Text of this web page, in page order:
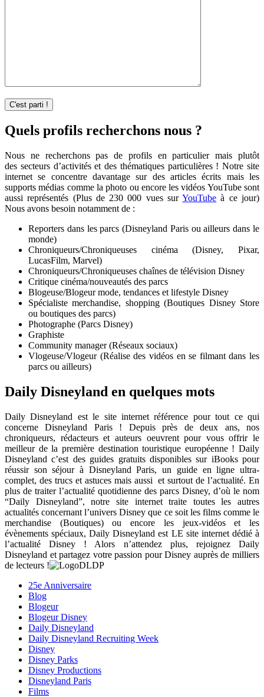
Quels profils recherchons nous ?
Nous ne recherchons pas de profils en particulier mais plutôt
des secteurs d’activités et des thématiques particulières ! Notre site
internet se concentre davantage sur des articles écrits mais les
supports médias comme la photo ou encore les vidéos YouTube sont
aussi représentés (Plus de 230 000 vues surYouTube à ce jour)
Nous avons besoin notamment de :
Reporters dans les parcs (Disneyland Paris ou ailleurs dans le
monde)
Chroniqueurs/Chroniqueuses cinéma (Disney, Pixar,
LucasFilm, Marvel)
Chroniqueurs/Chroniqueuses chaînes de télévision Disney
Critique cinéma/nouveautés des parcs
Blogeuse/Blogeur mode, tendances et lifestyle Disney
Spécialiste merchandise, shopping (Boutiques Disney Store
ou boutiques des parcs)
Photographe (Parcs Disney)
Graphiste
Community manager (Réseaux sociaux)
Vlogeuse/Vlogeur (Réalise des vidéos en se filmant dans les
parcs ou ailleurs)
Daily Disneyland en quelques mots
Daily Disneyland est le site internet référence pour tout ce qui
concerne Disneyland Paris ! Depuis près de deux ans, nos
chroniqueurs, rédacteurs et auteurs oeuvrent pour vous offrir le
meilleur de la première destination touristique européenne ! Daily
Disneyland c’est des guides gratuits disponibles sur iBooks pour
réussir son séjour à Disneyland Paris, un guide en ligne ultra-
complet, des trucs et astuces mais aussi et surtout de l’actualité. En
plus de traiter l’actualité quotidienne des parcs Disney, d’où le nom
“Daily Disneyland”, notre site internet traite toutes les autres
actualités concernant l’univers Disney que ce soit les films comme le
merchandise (Boutiques) ou encore les jeux-vidéos et les
évènements spéciaux, Daily Disneyland est LE site internet dédié à
l’actualité Disney ! Alors n’attendez plus, rejoignez Daily
Disneyland et partagez votre passion pour Disney auprès de milliers
de lecteurs !
25e Anniversaire
Blog
Blogeur
Blogeur Disney
Daily Disneyland
Daily Disneyland Recruiting Week
Disney
Disney Parks
Disney Productions
Disneyland Paris
Films